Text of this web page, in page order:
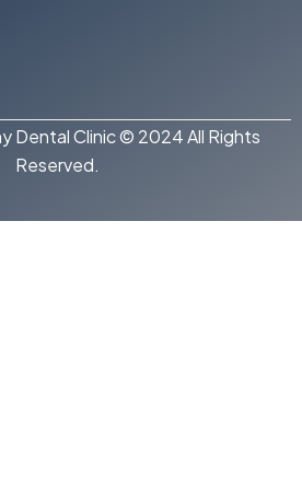
Dental Clinic © 2024 All Rights
Reserved.